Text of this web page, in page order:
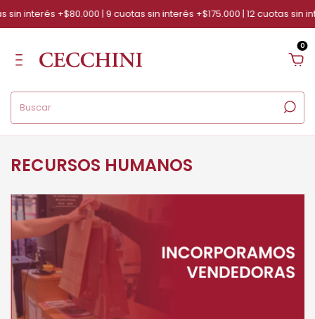
interés +$80.000 | 9 cuotas sin interés +$175.000 | 12 cuotas sin
0
RECURSOS HUMANOS